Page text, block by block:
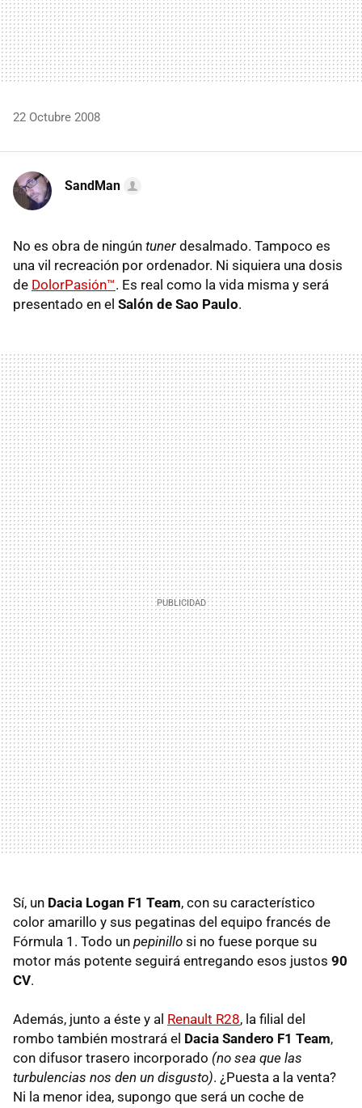
22 Octubre 2008
SandMan
No es obra de ningún tuner desalmado. Tampoco es
una vil recreación por ordenador. Ni siquiera una dosis
de DolorPasión™. Es real como la vida misma y será
presentado en el Salón de Sao Paulo.
Sí, un Dacia Logan F1 Team, con su característico
color amarillo y sus pegatinas del equipo francés de
Fórmula 1. Todo un pepinillo si no fuese porque su
motor más potente seguirá entregando esos justos 90
CV.
Además, junto a éste y al Renault R28, la filial del
rombo también mostrará el Dacia Sandero F1 Team,
con difusor trasero incorporado (no sea que las
turbulencias nos den un disgusto). ¿Puesta a la venta?
Ni la menor idea, supongo que será un coche de